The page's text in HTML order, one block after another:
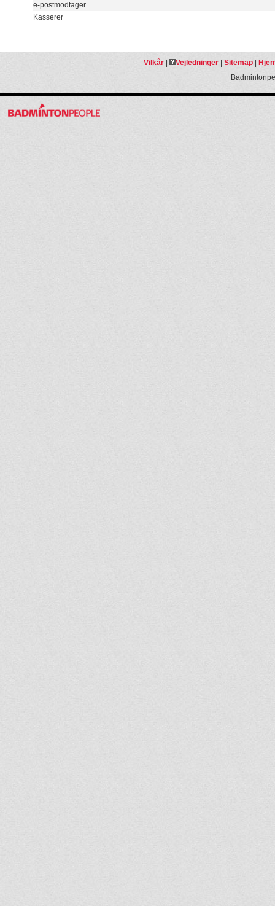
e-postmodtager
Kasserer
Vilkår| Vejledninger| Sitemap|